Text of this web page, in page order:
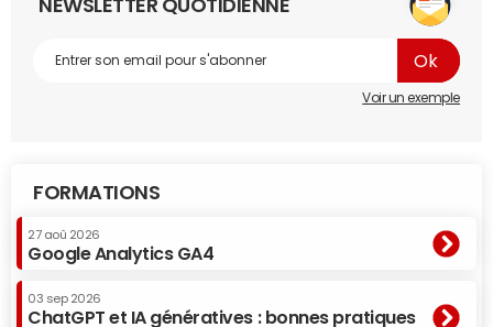
NEWSLETTER QUOTIDIENNE
Voir un exemple
FORMATIONS
27 aoû 2026
Google Analytics GA4
03 sep 2026
ChatGPT et IA génératives : bonnes pratiques